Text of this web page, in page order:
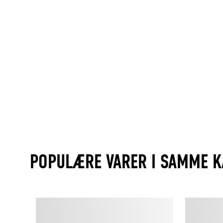
POPULÆRE VARER I SAMME